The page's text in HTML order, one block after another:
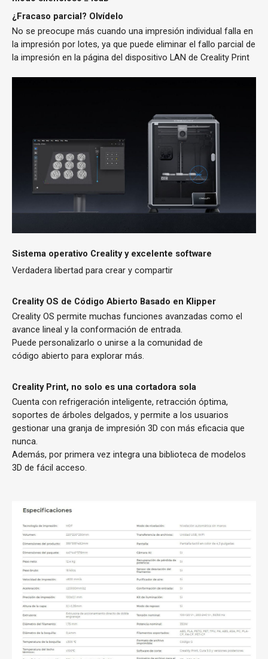
¿Fracaso parcial? Olvídelo
No se preocupe más cuando una impresión individual falla en
la impresión por lotes, ya que puede eliminar el fallo parcial de
la impresión en la página del dispositivo LAN de Creality Print
Sistema operativo Creality y excelente software
Verdadera libertad para crear y compartir
Creality OS de Código Abierto Basado en Klipper
Creality OS permite muchas funciones avanzadas como el
avance lineal y la conformación de entrada.
Puede personalizarlo o unirse a la comunidad de
código abierto para explorar más.
Creality Print, no solo es una cortadora sola
Cuenta con refrigeración inteligente, retracción óptima,
soportes de árboles delgados, y permite a los usuarios
gestionar una granja de impresión 3D con más eficacia que
nunca.
Además, por primera vez integra una biblioteca de modelos
3D de fácil acceso.